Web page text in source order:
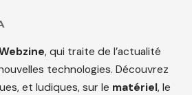
, qui traite de l’actualité
technologies. Découvrez
et ludiques, sur le matériel, le